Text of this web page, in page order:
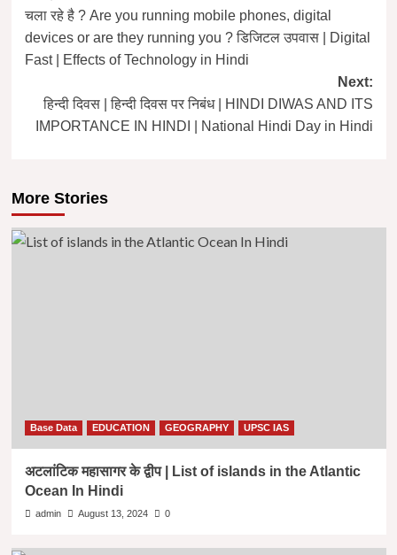
चला रहे है ? Are you running mobile phones, digital
devices or are they running you ? डिजिटल उपवास | Digital
Fast | Effects of Technology in Hindi
Next:
हिन्दी दिवस | हिन्दी दिवस पर निबंध | HINDI DIWAS AND ITS
IMPORTANCE IN HINDI | National Hindi Day in Hindi
More Stories
Base Data EDUCATION GEOGRAPHY UPSC IAS
अटलांटिक महासागर के द्वीप | List of islands in the Atlantic
Ocean In Hindi
admin August 13, 2024 0